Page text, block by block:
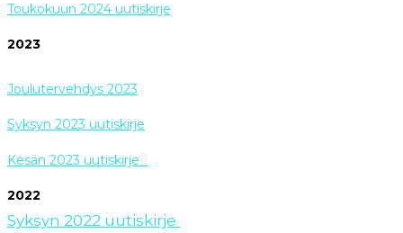
Toukokuun 2024 uutiskirje
2023
Joulutervehdys 2023
Syksyn 2023 uutiskirje
Kesän 2023 uutiskirje
2022
Syksyn 2022 uutiskirje